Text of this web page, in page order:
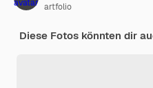
artfolio
Diese Fotos könnten dir